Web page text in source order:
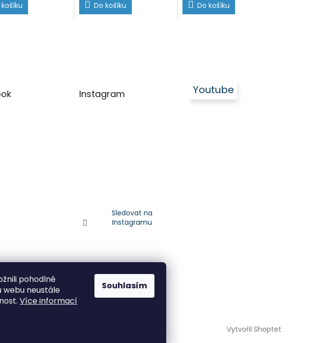
pohodlné
webu neustále
Více informací
Souhlasím
Do košíku Do košíku
Instagram
Sledovat na
Instagramu
Youtube
Vytvořil Shoptet